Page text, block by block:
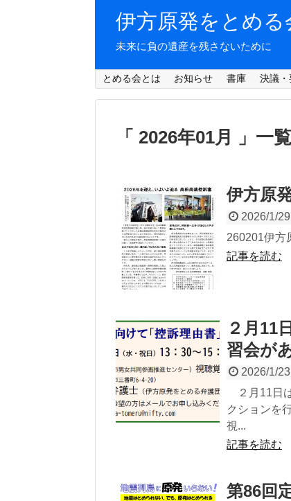
伊方原発をとめる
未来に負の遺産を残さないために
とめる会とは お知らせ 書庫 決議
「 2026年01月 」一覧
伊方原
2026/1/29
260201伊方
記事を読む
２月11
習会が
2026/1/23
２月11日
クションを
視...
記事を読む
第86回